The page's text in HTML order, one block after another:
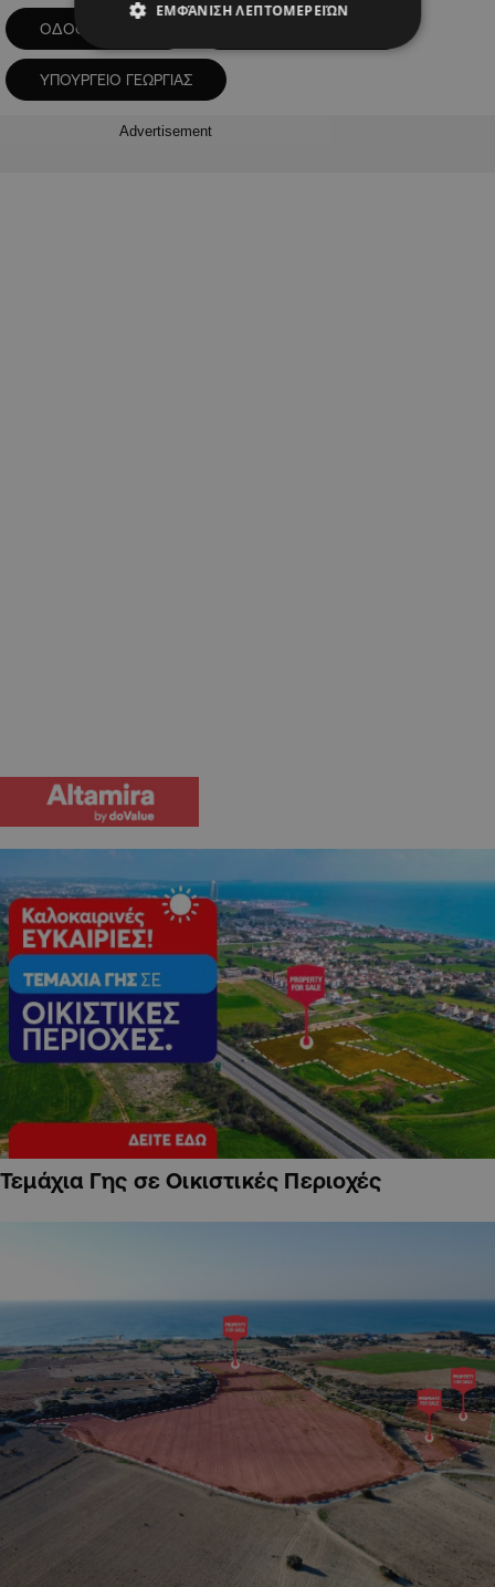
ΟΔΟΦΡΑΓΜΑΤΑ
ΥΠΟΥΡΓΕΙΟ ΓΕΩΡΓΙΑΣ
Advertisement
Τεμάχια Γης σε Οικιστικές Περιοχές
ΕΜΦΆΝΙΣΗ ΛΕΠΤΟΜΕΡΕΙΏΝ